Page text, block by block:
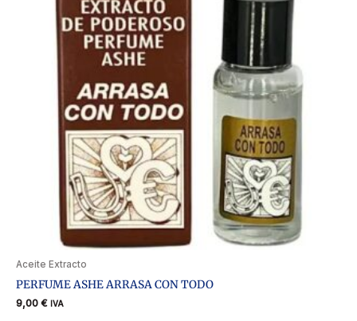
Aceite Extracto
PERFUME ASHE ARRASA CON TODO
9,00 € IVA